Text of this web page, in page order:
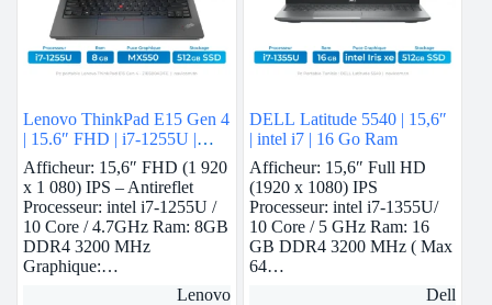
Lenovo ThinkPad E15 Gen 4
| 15.6″ FHD | i7-1255U |
8Gb Ram | Nvidia MX550 |
512 GB SSD
Afficheur: 15,6″ FHD (1 920
x 1 080) IPS – Antireflet
Processeur: intel i7-1255U /
10 Core / 4.7GHz Ram: 8GB
DDR4 3200 MHz
Graphique:…
Lenovo
DELL Latitude 5540 | 15,6″
| intel i7 | 16 Go Ram
Afficheur: 15,6″ Full HD
(1920 x 1080) IPS
Processeur: intel i7-1355U/
10 Core / 5 GHz Ram: 16
GB DDR4 3200 MHz ( Max
64…
Dell